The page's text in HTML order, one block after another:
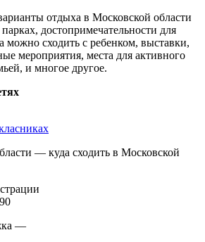
отдыха в Московской области
достопримечательности для
можно сходить с ребенком, выставки,
мероприятия, места для активного
и многое другое.
— куда сходить в Московской
—